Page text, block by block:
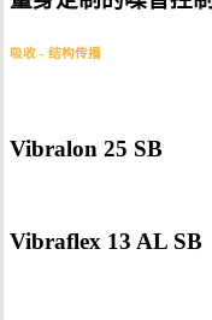
吸收 - 结构传播
Vibralon 25 SB
Vibraflex 13 AL SB